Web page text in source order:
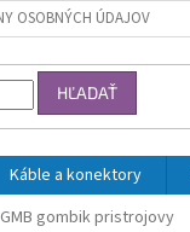
OSOBNÝCH ÚDAJOV
HĽADAŤ
Káble a konektory
GMB gombik pristrojovy